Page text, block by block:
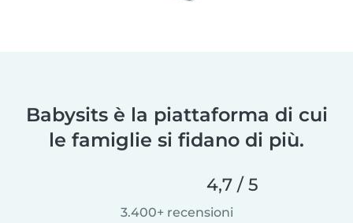
Babysits è la piattaforma di cui
le famiglie si fidano di più.
4,7 / 5
3.400+ recensioni